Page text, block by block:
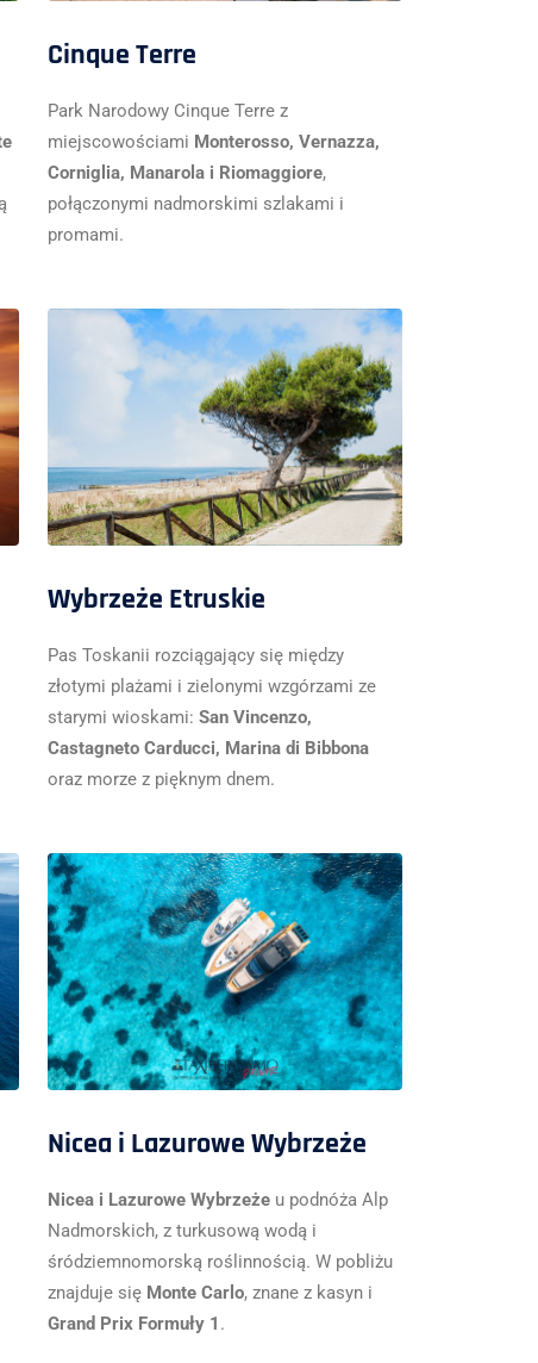
Cinque Terre
Park Narodowy Cinque Terre z
miejscowościami Monterosso, Vernazza,
Corniglia, Manarola i Riomaggiore,
połączonymi nadmorskimi szlakami i
promami.
Wybrzeże Etruskie
Pas Toskanii rozciągający się między
złotymi plażami i zielonymi wzgórzami ze
starymi wioskami: San Vincenzo,
Castagneto Carducci, Marina di Bibbona
oraz morze z pięknym dnem.
Nicea i Lazurowe Wybrzeże
Nicea i Lazurowe Wybrzeżeu podnóża Alp
Nadmorskich, z turkusową wodą i
śródziemnomorską roślinnością. W pobliżu
znajduje się Monte Carlo, znane z kasyn i
Grand Prix Formuły 1 .